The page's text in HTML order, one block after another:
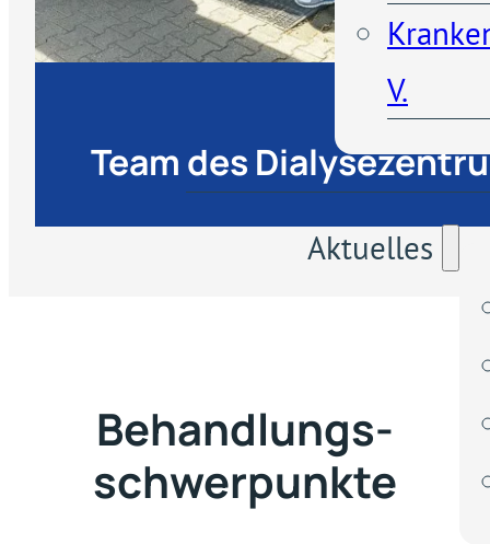
V.
Aktuelles
Team des
Behandlungs­
schwerpunkte